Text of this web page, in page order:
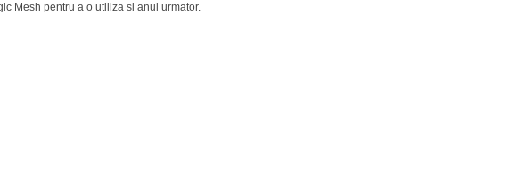
Mesh pentru a o utiliza si anul urmator.